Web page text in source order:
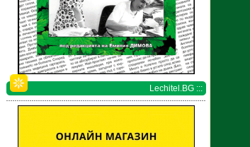
Lechitel.BG :::